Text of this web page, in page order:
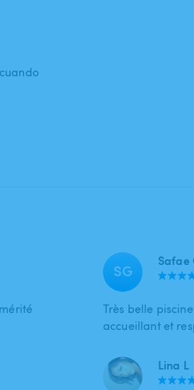
SG Safae
Très belle
accueillant et
Lina L